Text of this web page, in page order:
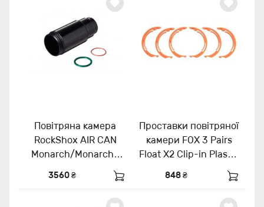
Повітряна камера
RockShox AIR CAN
Monarch/Monarch+
3560 ₴
Проставки повітряної
камери FOX 3 Pairs
Float X2 Clip-in Plastic
848 ₴